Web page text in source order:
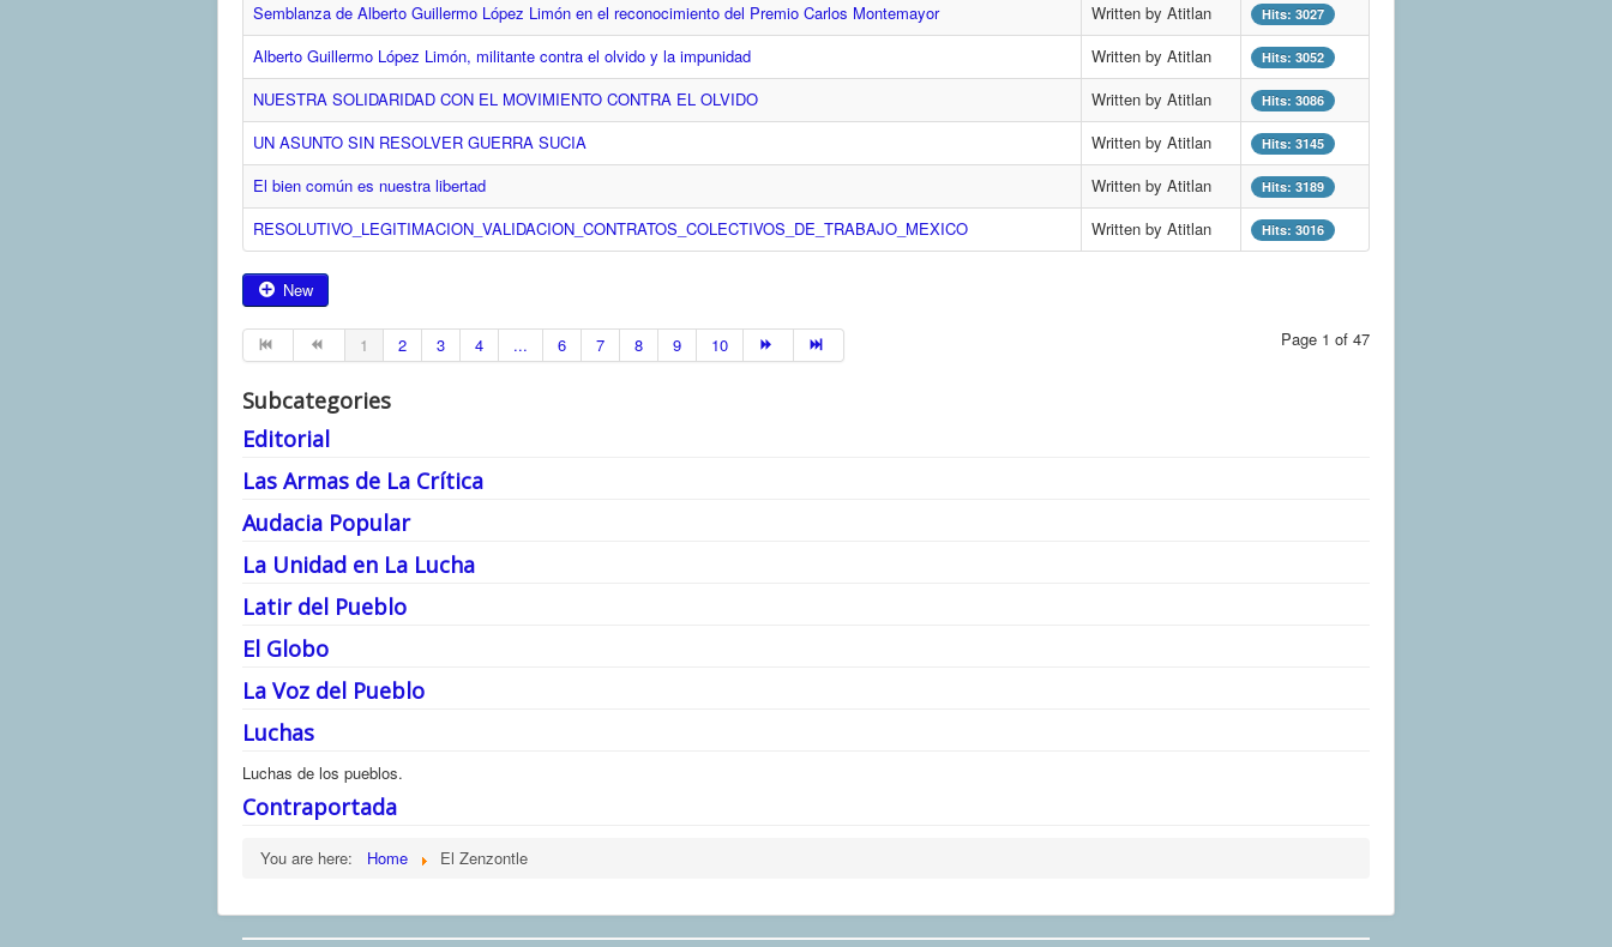
Semblanza de Alberto Guillermo López Limón en el reconocimiento del Premio Carlos Montemayor Written by Atitlan Hits: 3027
Alberto Guillermo López Limón, militante contra el olvido y la impunidad Written by Atitlan Hits: 3052
NUESTRA SOLIDARIDAD CON EL MOVIMIENTO CONTRA EL OLVIDO Written by Atitlan Hits: 3086
UN ASUNTO SIN RESOLVER GUERRA SUCIA Written by Atitlan Hits: 3145
El bien común es nuestra libertad Written by Atitlan Hits: 3189
RESOLUTIVO_LEGITIMACION_VALIDACION_CONTRATOS_COLECTIVOS_DE_TRABAJO_MEXICO Written by Atitlan Hits: 3016
New
Page 1 of 47
1 2 3 4 ... 6 7 8 9 10
Subcategories
Editorial
Las Armas de La Crítica
Audacia Popular
La Unidad en La Lucha
Latir del Pueblo
El Globo
La Voz del Pueblo
Luchas
Luchas de los pueblos.
Contraportada
You are here: Home El Zenzontle